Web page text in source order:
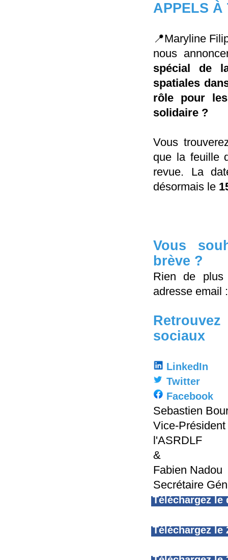
APPELS À
📍Maryline
nous
spécial de
spatiales
rôle pour
solidaire ?
Vous
que la feuille
revue. La
désormais le
Vous
brève ?
Rien de plus
adresse email
sociaux
LinkedIn
Twitter
Facebook
Sebastien
Vice-
l'ASRDLF
&
Fabien Nadou
Secrétaire
Téléchargez le
Téléchargez le